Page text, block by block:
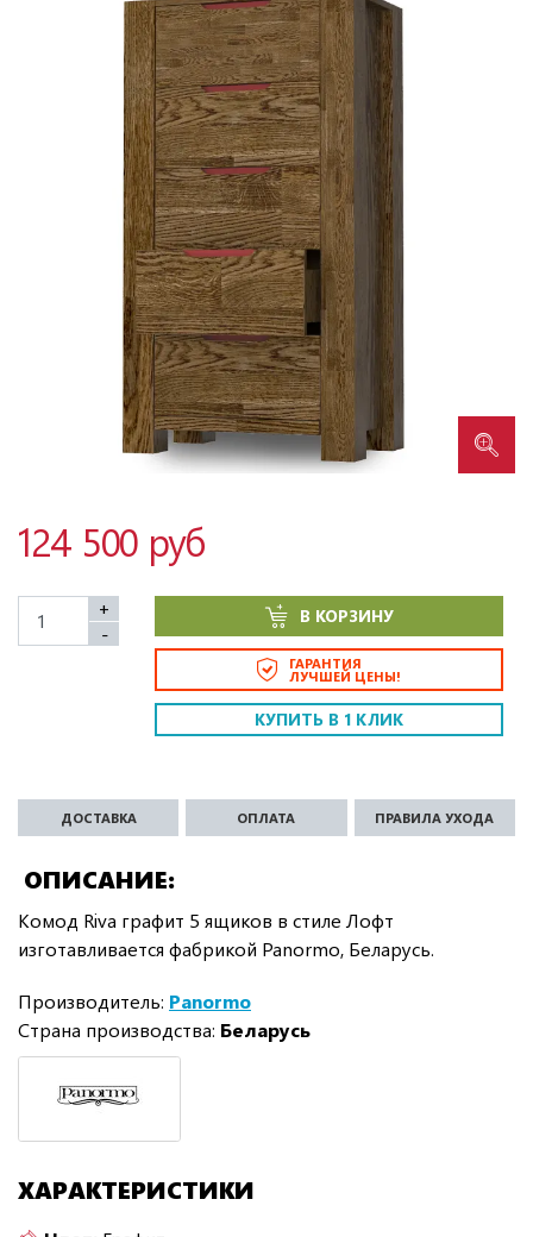
124 500 руб
+
-
В КОРЗИНУ
ГАРАНТИЯ
ЛУЧШЕЙ ЦЕНЫ!
КУПИТЬ В 1 КЛИК
ОПИСАНИЕ
ДОСТАВКА ОПЛАТА ПРАВИЛА УХОДА
Комод Riva графит 5 ящиков в стиле Лофт
изготавливается фабрикой Panormo, Беларусь.
Производитель: Panormo
Страна производства: Беларусь
ХАРАКТЕРИСТИКИ